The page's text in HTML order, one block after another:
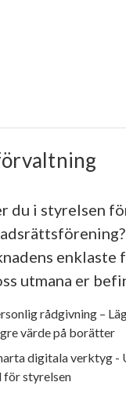
du i styrelsen
utmana er
rådgivning –
värde på borätter
digitala verktyg -
för styrelsen